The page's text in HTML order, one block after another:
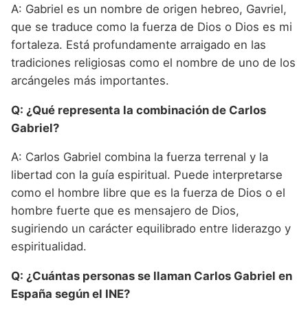
A: Gabriel es un nombre de origen hebreo, Gavriel,
que se traduce como la fuerza de Dios o Dios es mi
fortaleza. Está profundamente arraigado en las
tradiciones religiosas como el nombre de uno de los
arcángeles más importantes.
Q: ¿Qué representa la combinación de Carlos
Gabriel?
A: Carlos Gabriel combina la fuerza terrenal y la
libertad con la guía espiritual. Puede interpretarse
como el hombre libre que es la fuerza de Dios o el
hombre fuerte que es mensajero de Dios,
sugiriendo un carácter equilibrado entre liderazgo y
espiritualidad.
Q: ¿Cuántas personas se llaman Carlos Gabriel en
España según el INE?